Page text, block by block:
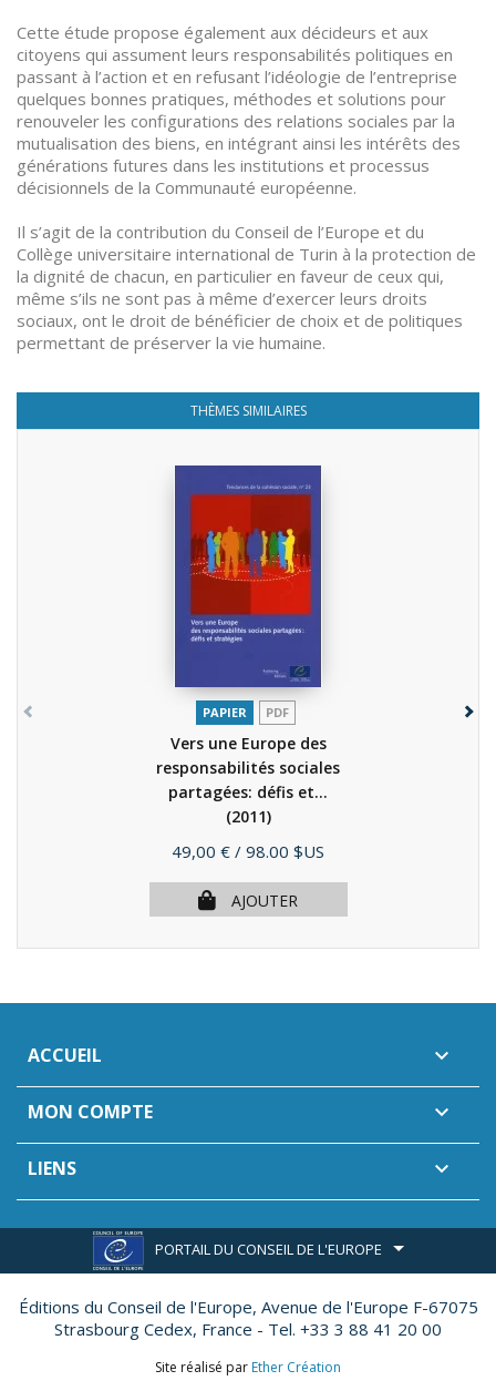
Cette étude propose également aux décideurs et aux
citoyens qui assument leurs responsabilités politiques en
passant à l’action et en refusant l’idéologie de l’entreprise
quelques bonnes pratiques, méthodes et solutions pour
renouveler les configurations des relations sociales par la
mutualisation des biens, en intégrant ainsi les intérêts des
générations futures dans les institutions et processus
décisionnels de la Communauté européenne.
Il s’agit de la contribution du Conseil de l’Europe et du
Collège universitaire international de Turin à la protection de
la dignité de chacun, en particulier en faveur de ceux qui,
même s’ils ne sont pas à même d’exercer leurs droits
sociaux, ont le droit de bénéficier de choix et de politiques
permettant de préserver la vie humaine.
THÈMES SIMILAIRES
PAPIER PDF
Vers une Europe des
responsabilités sociales
partagées: défis et...
(2011)
Prix
49,00 € / 98.00 $US
AJOUTER
ACCUEIL 
MON COMPTE 
LIENS 
PORTAIL DU CONSEIL DE L'EUROPE
Éditions du Conseil de l'Europe, Avenue de l'Europe F-67075
Strasbourg Cedex, France - Tel. +33 3 88 41 20 00
Site réalisé par Ether Création